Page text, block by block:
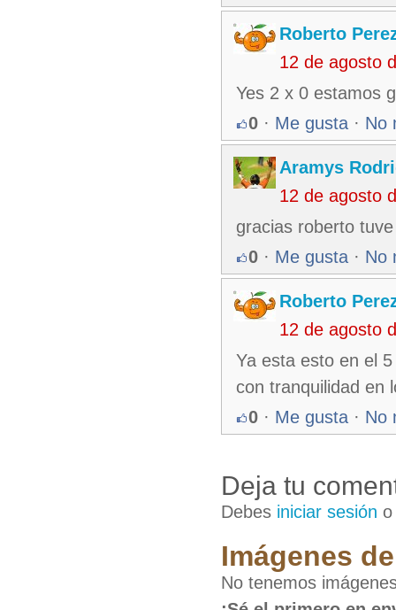
Roberto
12 de agosto
Yes 2 x 0 estamos
0 · Me gusta · No
Aramys
12 de agosto
gracias roberto
0 · Me gusta · No
Roberto
12 de agosto
Ya esta esto en el
con tranquilidad en
0 · Me gusta · No
Deja tu
Debes iniciar sesión
Imágenes
No tenemos